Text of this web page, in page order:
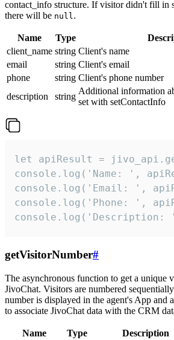
contact_info structure. If visitor didn't fill in
there will be null.
Name Type
client_name string Client's name
email
string Client's email
phone
string Client's phone number
description
string
Additional information
set with setContactInfo
let apiResult =
console.log('Name: ',
console.log('Email: ',
console.log('Phone: ',
getVisitorNumber#
The asynchronous function to get a unique
JivoChat. Visitors are numbered
number is displayed in the agent's App and
to associate JivoChat data with the CRM
Name Type
Description